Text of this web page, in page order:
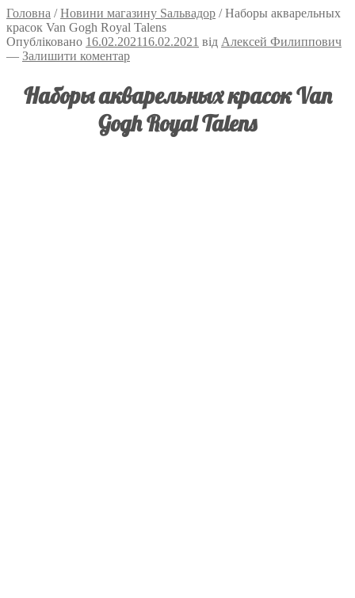
Головна /Новини магазину Sальвадор /Наборы акварельных
красок Van Gogh Royal Talens
Опубліковано 16.02.202116.02.2021 від Алексей Филиппович
— Залишити коментар
Наборы акварельных красок Van
Gogh Royal Talens